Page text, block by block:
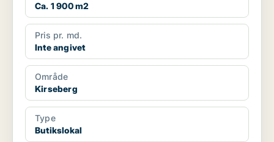
Ca. 1 900 m2
Pris pr. md.
Inte angivet
Område
Kirseberg
Type
Butikslokal